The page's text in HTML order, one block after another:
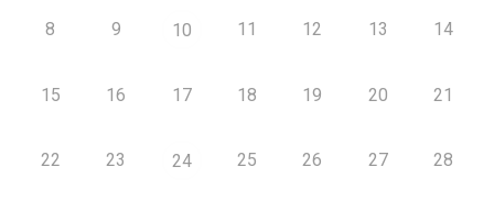
8 9 10 11 12 13 14
15 16 17 18 19 20 21
22 23 24 25 26 27 28